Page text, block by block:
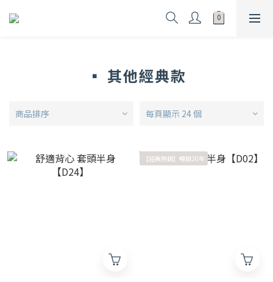
▪ 其他經典款
商品排序 每頁顯示 24 個
【經典熱銷】暢銷20年